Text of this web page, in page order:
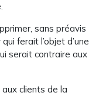
sans préavis
ferait l’objet d’une
serait contraire aux
clients de la